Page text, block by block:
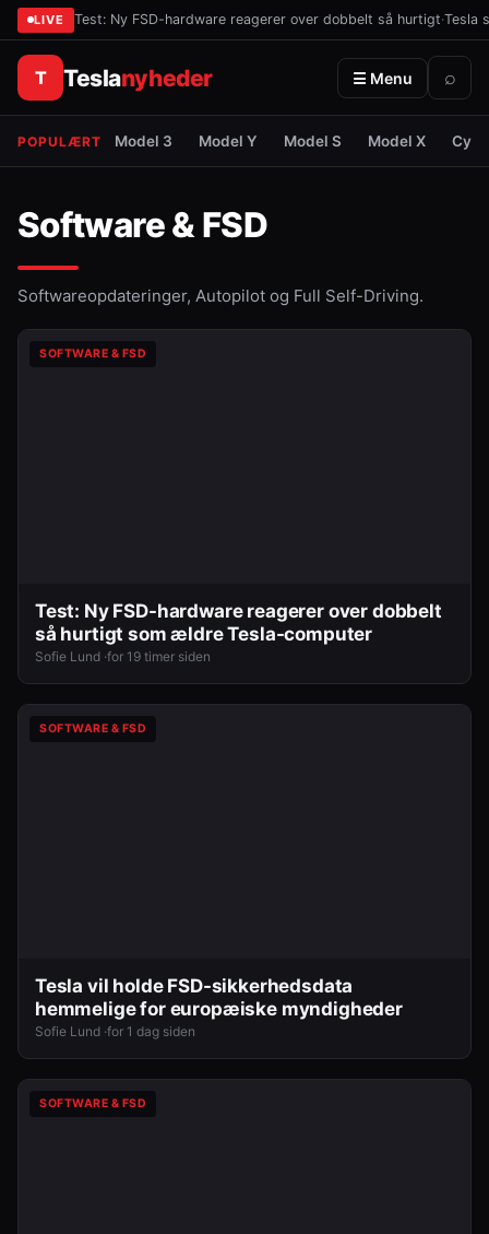
LIVE Test: Ny FSD-hardware reagerer over dobbelt så hurtigt·Tesla
T Teslanyheder ☰ Menu ⌕
POPULÆRT Model 3 Model Y Model S Model X
Software & FSD
Softwareopdateringer, Autopilot og Full Self-Driving.
SOFTWARE & FSD
Test: Ny FSD-hardware reagerer over dobbelt
så hurtigt som ældre Tesla-computer
Sofie Lund ·for 19 timer siden
SOFTWARE & FSD
Tesla vil holde FSD-sikkerhedsdata
hemmelige for europæiske myndigheder
Sofie Lund ·for 1 dag siden
SOFTWARE & FSD